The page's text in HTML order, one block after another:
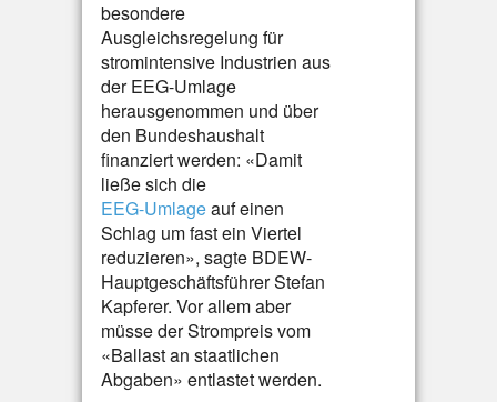
besondere
Ausgleichsregelung für
stromintensive Industrien aus
der EEG-Umlage
herausgenommen und über
den Bundeshaushalt
finanziert werden: «Damit
ließe sich die
EEG-Umlageauf einen
Schlag um fast ein Viertel
reduzieren», sagte BDEW-
Hauptgeschäftsführer Stefan
Kapferer. Vor allem aber
müsse der Strompreis vom
«Ballast an staatlichen
Abgaben» entlastet werden.